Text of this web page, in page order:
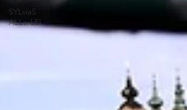
SYLviaS
ALLerLEI